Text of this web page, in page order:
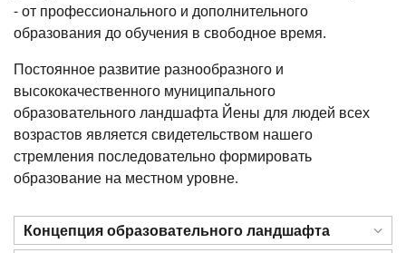
- от профессионального и дополнительного
образования до обучения в свободное время.
Постоянное развитие разнообразного и
высококачественного муниципального
образовательного ландшафта Йены для людей всех
возрастов является свидетельством нашего
стремления последовательно формировать
образование на местном уровне.
Концепция образовательного ландшафта